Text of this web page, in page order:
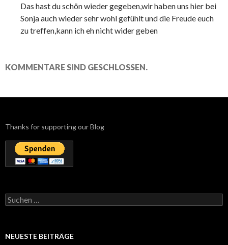
Das hast du schön wieder gegeben,wir haben uns hier bei
Sonja auch wieder sehr wohl gefühlt und die Freude euch
zu treffen,kann ich eh nicht wider geben
KOMMENTARE SIND GESCHLOSSEN.
Thanks for supporting our Blog
Suchen
nach:
NEUESTE BEITRÄGE